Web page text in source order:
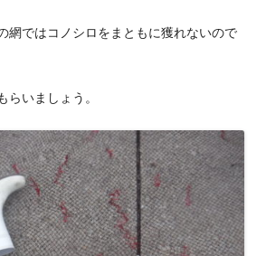
網ではコノシロをまともに獲れないので
らいましょう。